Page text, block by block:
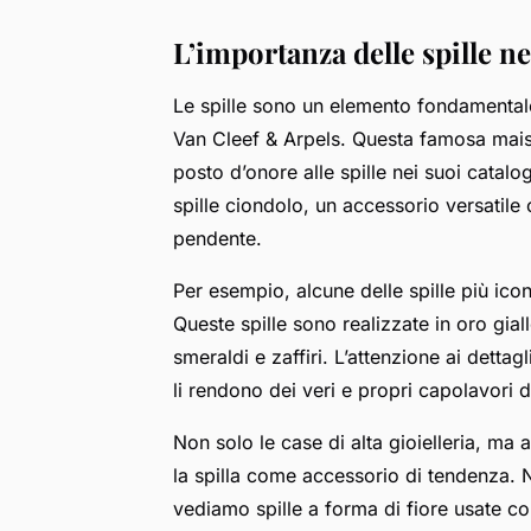
L’importanza delle spille
Le spille sono un elemento
Van Cleef & Arpels. Questa famosa
posto d’onore alle spille nei suoi
spille ciondolo, un accessorio
pendente.
Per esempio, alcune delle spille più
Queste spille sono realizzate in oro
smeraldi e zaffiri. L’attenzione ai
li rendono dei veri e propri capolavori
Non solo le case di alta gioielleria, ma
la spilla come accessorio di tendenza.
vediamo spille a forma di fiore usate